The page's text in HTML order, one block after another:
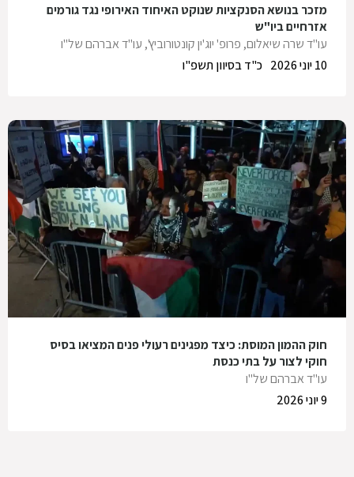
מזכר בנושא הסנקציות שנוקט האיחוד האירופי נגד גורמים
אזרחיים ביו"ש
עו"ד שרה שיאלום, פרופ' יוג'ין קונטורוביץ', עו"ד אברהם של"ו
כ"ד בסיוון תשפ"ו
10 יוני 2026
חוק ההמון המוסת: כיצד מפגינים רעולי פנים המציאו בסיס
חוקי לצור על בתי כנסת
עו"ד אברהם של"ו
9 יוני 2026